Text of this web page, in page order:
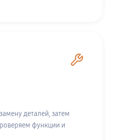
деталей, затем
функции и